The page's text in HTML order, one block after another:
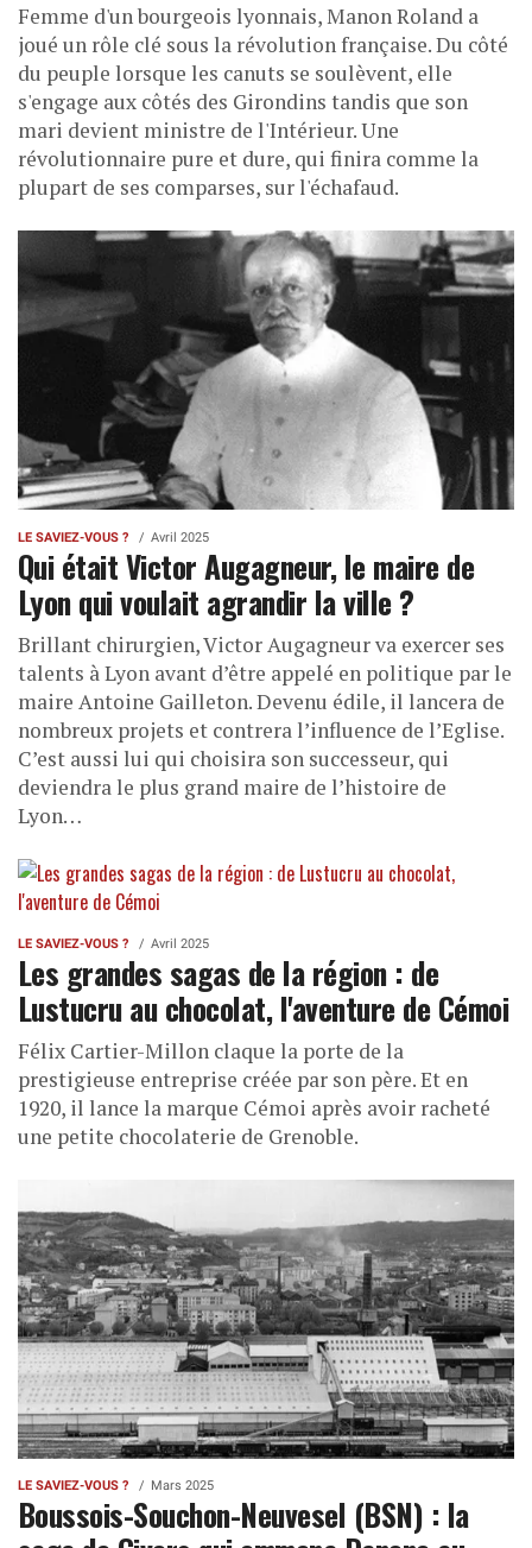
Femme d'un bourgeois lyonnais, Manon Roland a
joué un rôle clé sous la révolution française. Du côté
du peuple lorsque les canuts se soulèvent, elle
s'engage aux côtés des Girondins tandis que son
mari devient ministre de l'Intérieur. Une
révolutionnaire pure et dure, qui finira comme la
plupart de ses comparses, sur l'échafaud.
LE SAVIEZ-VOUS ? Avril 2025
Qui était Victor Augagneur, le maire de
Lyon qui voulait agrandir la ville ?
Brillant chirurgien, Victor Augagneur va exercer ses
talents à Lyon avant d’être appelé en politique par le
maire Antoine Gailleton. Devenu édile, il lancera de
nombreux projets et contrera l’influence de l’Eglise.
C’est aussi lui qui choisira son successeur, qui
deviendra le plus grand maire de l’histoire de
Lyon…
LE SAVIEZ-VOUS ? Avril 2025
Les grandes sagas de la région : de
Lustucru au chocolat, l'aventure de Cémoi
Félix Cartier-Millon claque la porte de la
prestigieuse entreprise créée par son père. Et en
1920, il lance la marque Cémoi après avoir racheté
une petite chocolaterie de Grenoble.
LE SAVIEZ-VOUS ? Mars 2025
Boussois-Souchon-Neuvesel (BSN) : la